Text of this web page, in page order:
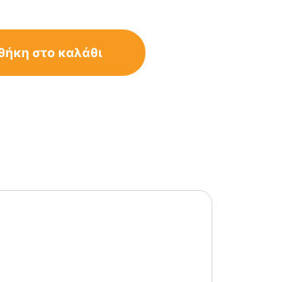
quantity
στο καλάθι